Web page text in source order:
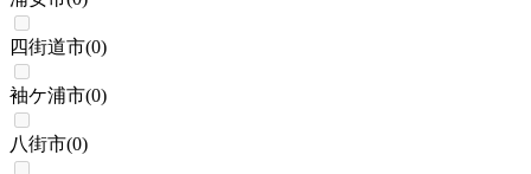
四街道市(0)
袖ケ浦市(0)
八街市(0)